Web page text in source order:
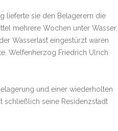
lieferte sie den Belagerern die
mehrere Wochen unter Wasser,
Wasserlast eingestürzt waren
Welfenherzog Friedrich Ulrich
und einer wiederholten
schließlich seine Residenzstadt